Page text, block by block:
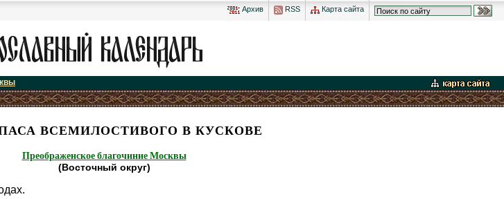
Архив RSS Карта сайта
ВСЕМИЛОСТИВОГО В КУСКОВЕ
Преображенское благочиние Москвы
(Восточный округ)